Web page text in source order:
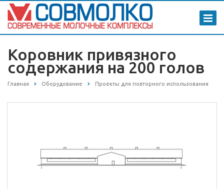
Коровник привязного
содержания на 200 голов
Главная Оборудование Проекты для повторного использования